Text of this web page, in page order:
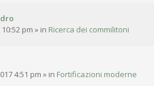
pm » in Ricerca dei commilitoni
4:51 pm » in Fortificazioni moderne